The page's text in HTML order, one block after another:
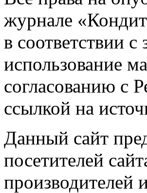
журнале
в соответствии
использование
согласованию с
ссылкой на
Данный сайт
посетителей
производителей